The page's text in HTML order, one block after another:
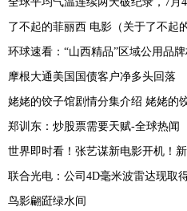
环球速看：“山西精品”区域公用品
摩根大通美国国债客户净多头回落
姥姥的饺子馆剧情分集介绍 姥姥的
郑训东：炒股票需要天赋-全球热闻
世界即时看！张艺谋新电影开机！
联合光电：公司4D毫米波雷达现取
鸟影翩跹绿水间